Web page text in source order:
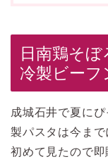
日南鶏そ
冷製ビーフ
成城石井で夏に
製パスタは今ま
初めて見たので即